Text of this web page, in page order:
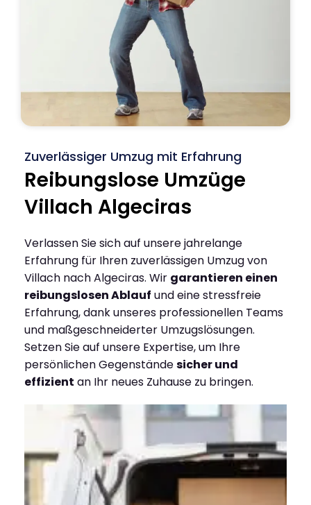
Zuverlässiger Umzug mit Erfahrung
Reibungslose Umzüge
Villach Algeciras
Verlassen Sie sich auf unsere jahrelange
Erfahrung für Ihren zuverlässigen Umzug von
Villach nach Algeciras. Wir garantieren einen
reibungslosen Ablauf und eine stressfreie
Erfahrung, dank unseres professionellen Teams
und maßgeschneiderter Umzugslösungen.
Setzen Sie auf unsere Expertise, um Ihre
persönlichen Gegenständesicher und
effizient an Ihr neues Zuhause zu bringen.